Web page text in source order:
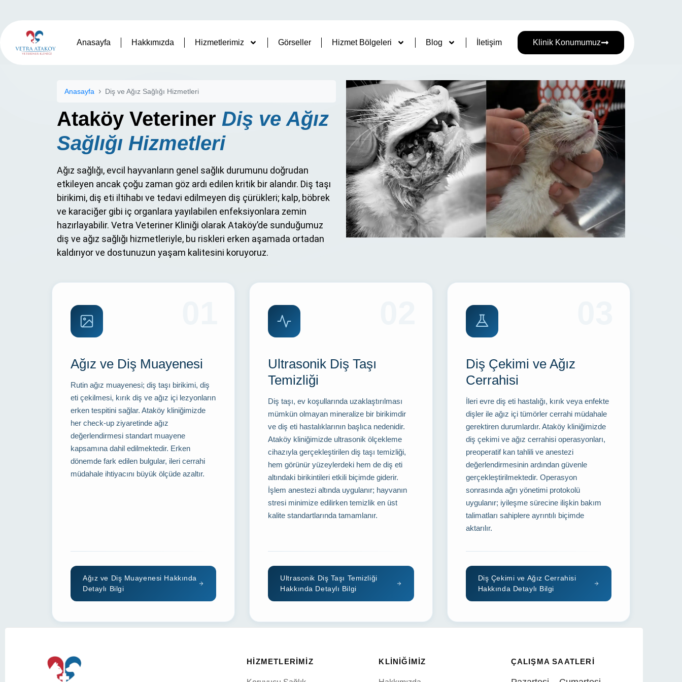
Anasayfa Hakkımızda Hizmetlerimiz Görseller Hizmet Bölgeleri Blog İletişim Klinik Konumumuz
Anasayfa Diş ve Ağız Sağlığı Hizmetleri
Ataköy Veteriner Diş ve Ağız
Sağlığı Hizmetleri
Ağız sağlığı, evcil hayvanların genel sağlık durumunu doğrudan
etkileyen ancak çoğu zaman göz ardı edilen kritik bir alandır. Diş taşı
birikimi, diş eti iltihabı ve tedavi edilmeyen diş çürükleri; kalp, böbrek
ve karaciğer gibi iç organlara yayılabilen enfeksiyonlara zemin
hazırlayabilir. Vetra Veteriner Kliniği olarak Ataköy’de sunduğumuz
diş ve ağız sağlığı hizmetleriyle, bu riskleri erken aşamada ortadan
kaldırıyor ve dostunuzun yaşam kalitesini koruyoruz.
Ağız ve Diş Muayenesi
Rutin ağız muayenesi; diş taşı birikimi, diş
eti çekilmesi, kırık diş ve ağız içi lezyonların
erken tespitini sağlar. Ataköy kliniğimizde
her check-up ziyaretinde ağız
değerlendirmesi standart muayene
kapsamına dahil edilmektedir. Erken
dönemde fark edilen bulgular, ileri cerrahi
müdahale ihtiyacını büyük ölçüde azaltır.
Ağız ve Diş Muayenesi Hakkında
Detaylı Bilgi
Ultrasonik Diş Taşı
Temizliği
Diş taşı, ev koşullarında uzaklaştırılması
mümkün olmayan mineralize bir birikimdir
ve diş eti hastalıklarının başlıca nedenidir.
Ataköy kliniğimizde ultrasonik ölçekleme
cihazıyla gerçekleştirilen diş taşı temizliği,
hem görünür yüzeylerdeki hem de diş eti
altındaki birikintileri etkili biçimde giderir.
İşlem anestezi altında uygulanır; hayvanın
stresi minimize edilirken temizlik en üst
kalite standartlarında tamamlanır.
Ultrasonik Diş Taşı Temizliği
Hakkında Detaylı Bilgi
Diş Çekimi ve Ağız
Cerrahisi
İleri evre diş eti hastalığı, kırık veya enfekte
dişler ile ağız içi tümörler cerrahi müdahale
gerektiren durumlardır. Ataköy kliniğimizde
diş çekimi ve ağız cerrahisi operasyonları,
preoperatif kan tahlili ve anestezi
değerlendirmesinin ardından güvenle
gerçekleştirilmektedir. Operasyon
sonrasında ağrı yönetimi protokolü
uygulanır; iyileşme sürecine ilişkin bakım
talimatları sahiplere ayrıntılı biçimde
aktarılır.
Diş Çekimi ve Ağız Cerrahisi
Hakkında Detaylı Bilgi
HIZMETLERIMIZ KLINIĞIMIZ ÇALIŞMA SAATLERI